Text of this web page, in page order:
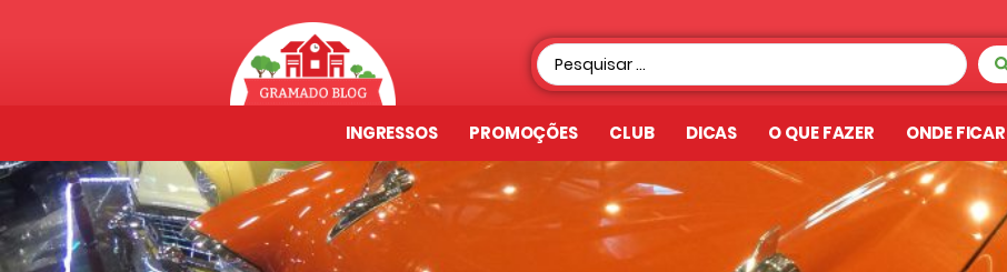
INGRESSOS PROMOÇÕES CLUB DICAS O QUE FAZER ONDE FICAR